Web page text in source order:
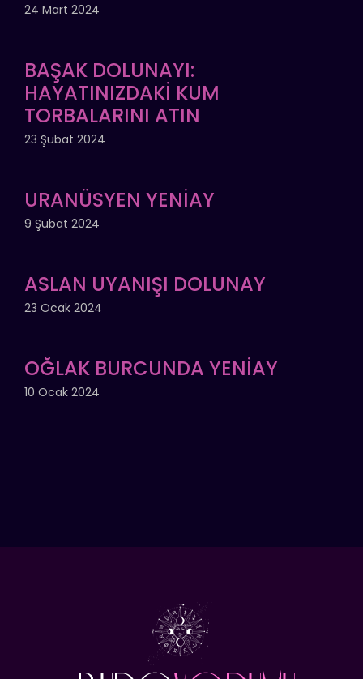
24 Mart 2024
BAŞAK DOLUNAYI:
HAYATINIZDAKİ KUM
TORBALARINI ATIN
23 Şubat 2024
URANÜSYEN YENİAY
9 Şubat 2024
ASLAN UYANIŞI DOLUNAY
23 Ocak 2024
OĞLAK BURCUNDA YENİAY
10 Ocak 2024